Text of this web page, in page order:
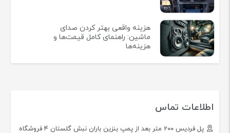
هزینه واقعی بهتر کردن صدای
ماشین: راهنمای کامل قیمت‌ها و
هزینه‌ها
اطلاعات تماس
پل فردیس ۲۰۰ متر بعد از پمپ بنزین باران نبش گلستان ۴ فروشگاه